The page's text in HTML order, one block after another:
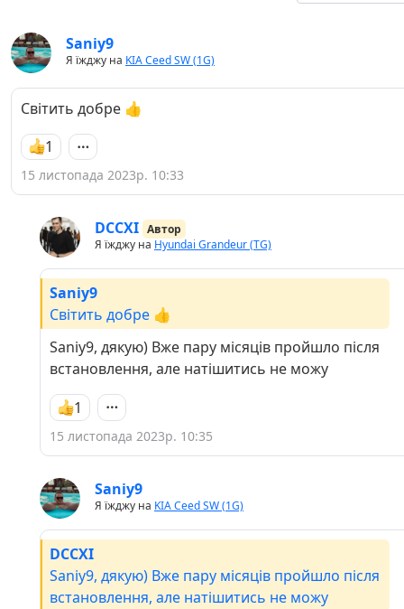
Saniy9
Я їжджу на KIA Ceed SW (1G)
Світить добре 👍
1
15 листопада 2023р. 10:33
DCCXI Автор
Я їжджу на Hyundai Grandeur (TG)
Saniy9
Світить добре 👍
Saniy9, дякую) Вже пару місяців пройшло після
встановлення, але натішитись не можу
1
15 листопада 2023р. 10:35
Saniy9
Я їжджу на KIA Ceed SW (1G)
DCCXI
Saniy9, дякую) Вже пару місяців пройшло після
встановлення, але натішитись не можу